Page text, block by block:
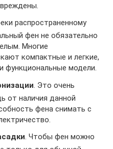
распространенному
фен не обязательно
Многие
компактные и легкие,
функциональные модели.
. Это очень
от наличия данной
фена снимать с
. Чтобы фен можно